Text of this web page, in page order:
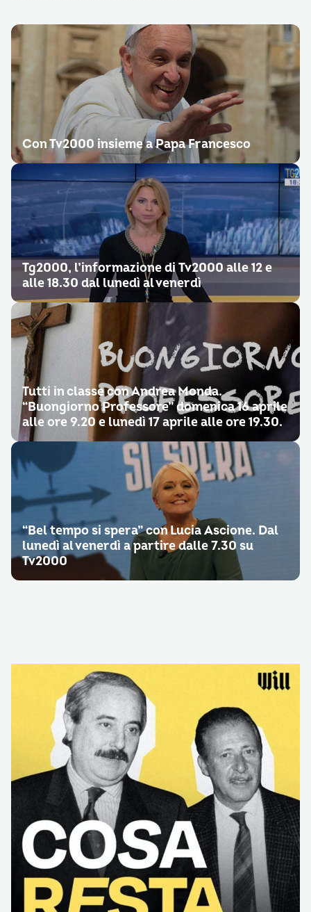
Con Tv2000 insieme a Papa Francesco
Tg2000, l’informazione di Tv2000 alle 12 e
alle 18.30 dal lunedì al venerdì
Tutti in classe con Andrea Monda.
“Buongiorno Professore” domenica 16 aprile
alle ore 9.20 e lunedì 17 aprile alle ore 19.30.
“Bel tempo si spera” con Lucia Ascione. Dal
lunedì al venerdì a partire dalle 7.30 su
Tv2000